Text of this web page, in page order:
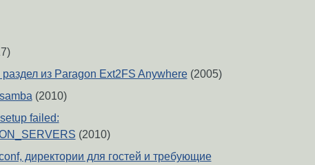
из Paragon Ext2FS Anywhere(2005)
(2010)
failed:
(2010)
директории для гостей и требующие